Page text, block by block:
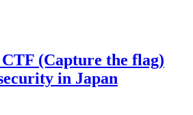
(Capture the flag)
in Japan